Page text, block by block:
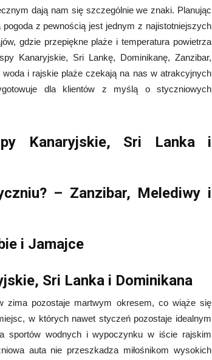
dają nam się szczególnie we znaki. Planując
z pewnością jest jednym z najistotniejszych
gdzie przepiękne plaże i temperatura powietrza
Kanaryjskie, Sri Lankę, Dominikanę, Zanzibar,
i rajskie plaże czekają na nas w atrakcyjnych
dla klientów z myślą o styczniowych
Kanaryjskie, Sri Lanka i
– Zanzibar, Melediwy i
i Jamajce
Sri Lanka i Dominikana
zima pozostaje martwym okresem, co wiąże się
w których nawet styczeń pozostaje idealnym
sportów wodnych i wypoczynku w iście rajskim
auta nie przeszkadza miłośnikom wysokich